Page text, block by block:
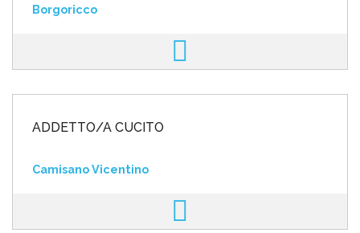
Borgoricco
ADDETTO/A CUCITO
Camisano Vicentino